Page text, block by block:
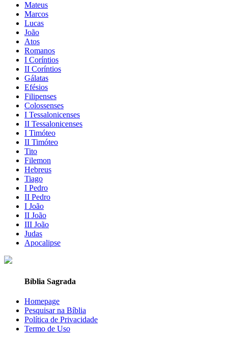
Mateus
Marcos
Lucas
João
Atos
Romanos
I Coríntios
II Coríntios
Gálatas
Efésios
Filipenses
Colossenses
I Tessalonicenses
II Tessalonicenses
I Timóteo
II Timóteo
Tito
Filemon
Hebreus
Tiago
I Pedro
II Pedro
I João
II João
III João
Judas
Apocalipse
Bíblia Sagrada
Homepage
Pesquisar na Bíblia
Política de Privacidade
Termo de Uso